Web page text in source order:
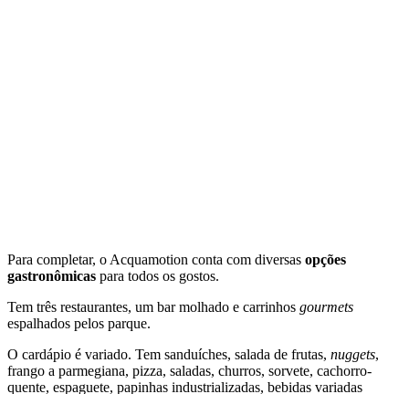
Para completar, o Acquamotion conta com diversas opções
gastronômicas para todos os gostos.
Tem três restaurantes, um bar molhado e carrinhos gourmets
espalhados pelos parque.
O cardápio é variado. Tem sanduíches, salada de frutas, nuggets,
frango a parmegiana, pizza, saladas, churros, sorvete, cachorro-
quente, espaguete, papinhas industrializadas, bebidas variadas